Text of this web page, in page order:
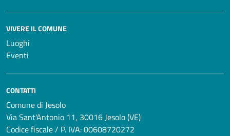
VIVERE IL COMUNE
Luoghi
Eventi
CONTATTI
Comune di Jesolo
Via Sant'Antonio 11, 30016 Jesolo (VE)
Codice fiscale / P. IVA: 00608720272